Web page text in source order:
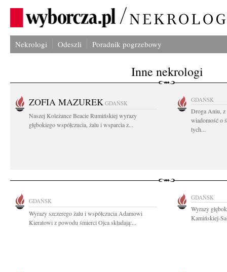
Nekrologi Odeszli Poradnik pogrzebowy
Inne nekrologi
ZOFIA MAZUREK GDAŃSK
Naszej Koleżance Beacie Rumińskiej wyrazy
głębokiego współczucia, żalu i wsparcia z...
GDAŃSK
Droga Aniu, z
wiadomość o
tych...
GDAŃSK
Wyrazy szczerego żalu i współczucia Adamowi
Kieratowi z powodu śmierci Ojca składają:...
GDAŃSK
Wyrazy
Kamińskiej-